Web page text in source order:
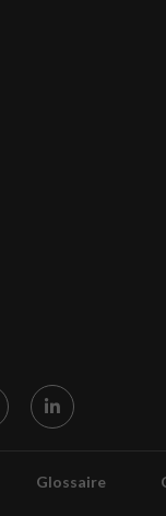
Glossaire